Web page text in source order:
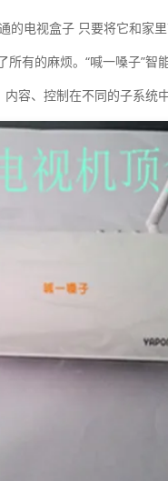
电视盒子 只要将它和家
有的麻烦。“喊一嗓子”
容、控制在不同的子系统